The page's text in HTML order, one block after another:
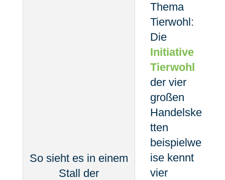
So sieht es in einem
Stall der
Thema
Tierwohl:
Die
Initiative
Tierwohl
der vier
großen
Handelske
tten
beispielwe
ise kennt
vier